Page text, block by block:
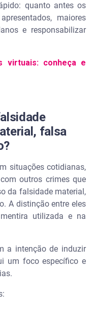
quanto antes os
maiores
e responsabilizar
virtuais: conheça e
falsa
situações cotidianas,
outros crimes que
da falsidade material,
A distinção entre eles
utilizada e na
a intenção de induzir
um foco específico e